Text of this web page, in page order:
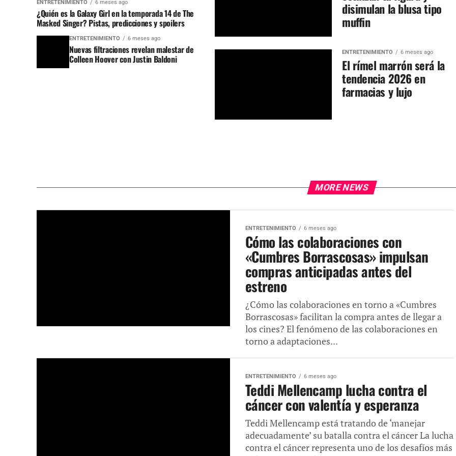
disimulan la blusa tipo
muffin
ENTRETENIMIENTO 6 meses ago
El rímel marrón será la
tendencia 2026 en
farmacias y lujo
ENTRETENIMIENTO 6 meses ago
¿Quién es la Galaxy Girl en la temporada 14 de The
Masked Singer? Pistas, predicciones y spoilers
ENTRETENIMIENTO 6 meses ago
Nuevas filtraciones revelan malestar de
Colleen Hoover con Justin Baldoni
MORE NEWS
ENTRETENIMIENTO 6 meses ago
Cómo las colaboraciones con
«Cumbres Borrascosas» impulsan
compras anticipadas antes del
estreno
¿Cómo las colaboraciones en torno a «Cumbres
Borrascosas» facilitan la compra antes de llegar a
los cines? El fenómeno de las colaboraciones en
torno a adaptaciones...
ENTRETENIMIENTO 6 meses ago
Teddi Mellencamp lucha contra el
cáncer con valentía y esperanza
Teddi Mellencamp está tratando de ‘manejar
adecuadamente’ su batalla contra el cáncer La lucha
contra el cáncer representa uno de los desafíos más